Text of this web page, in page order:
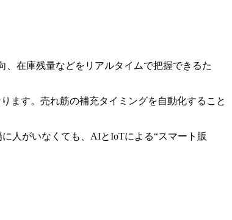
在庫残量などをリアルタイムで把握できるた
ます。売れ筋の補充タイミングを自動化すること
人がいなくても、AIとIoTによる“スマート販